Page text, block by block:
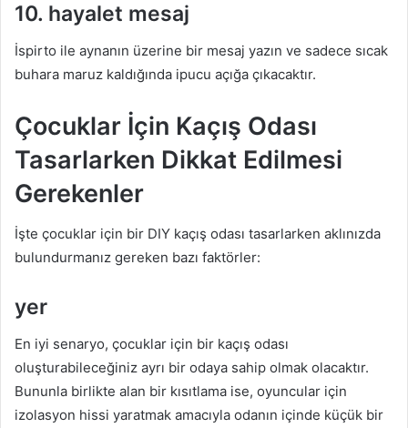
10. hayalet mesaj
İspirto ile aynanın üzerine bir mesaj yazın ve sadece sıcak
buhara maruz kaldığında ipucu açığa çıkacaktır.
Çocuklar İçin Kaçış Odası
Tasarlarken Dikkat Edilmesi
Gerekenler
İşte çocuklar için bir DIY kaçış odası tasarlarken aklınızda
bulundurmanız gereken bazı faktörler:
yer
En iyi senaryo, çocuklar için bir kaçış odası
oluşturabileceğiniz ayrı bir odaya sahip olmak olacaktır.
Bununla birlikte alan bir kısıtlama ise, oyuncular için
izolasyon hissi yaratmak amacıyla odanın içinde küçük bir